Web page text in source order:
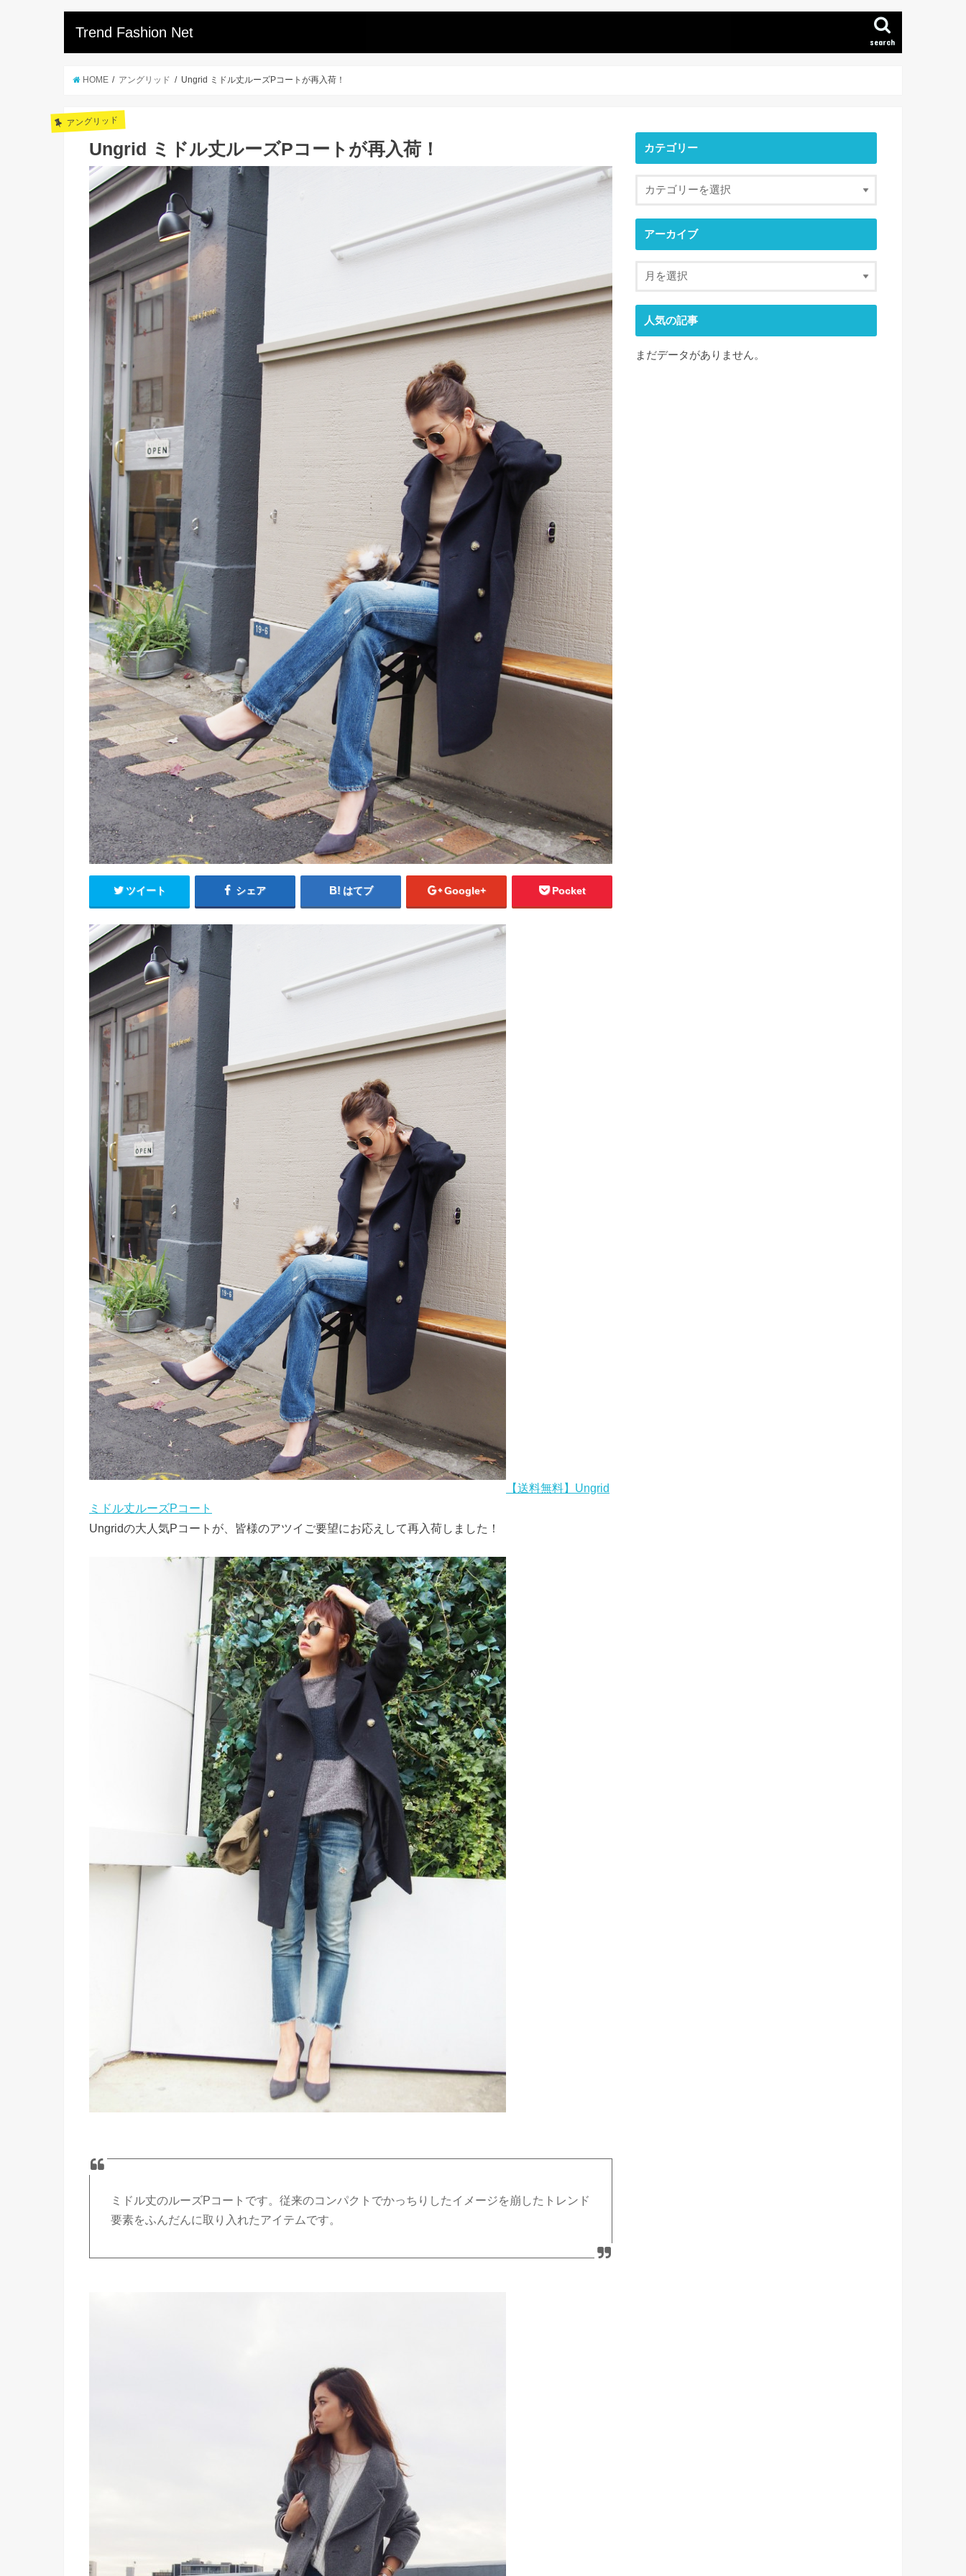
Trend Fashion Net
search
HOME アングリッド Ungrid ミドル丈ルーズPコートが再入荷！
アングリッド
Ungrid ミドル丈ルーズPコートが再入荷！
ツイート シェア はてブ Google+ Pocket
【送料無料】Ungrid
ミドル丈ルーズPコート
Ungridの大人気Pコートが、皆様のアツイご要望にお応えして再入荷しました！
ミドル丈のルーズPコートです。従来のコンパクトでかっちりしたイメージを崩したトレンド
要素をふんだんに取り入れたアイテムです。
カテゴリー
アーカイブ
人気の記事
まだデータがありません。